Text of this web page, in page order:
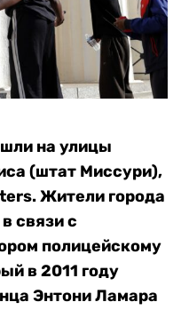
на улицы
(штат Миссури),
Жители города
связи с
полицейскому
в 2011 году
Энтони Ламара